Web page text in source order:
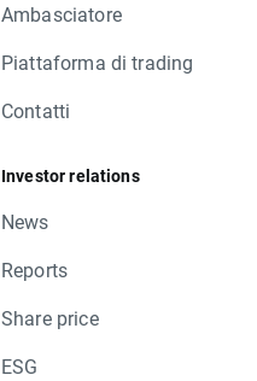
Ambasciatore
Piattaforma di trading
Contatti
Investor relations
News
Reports
Share price
ESG